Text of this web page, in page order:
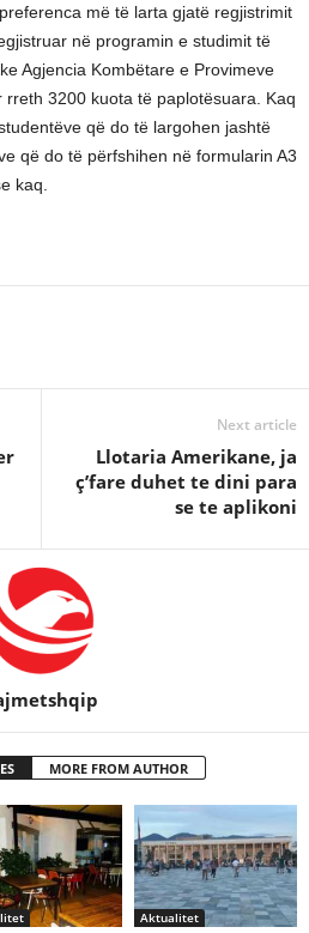
më të larta gjatë regjistrimit
në programin e studimit të
Agjencia Kombëtare e Provimeve
3200 kuota të paplotësuara. Kaq
që do të largohen jashtë
që do të përfshihen në formularin A3
kaq.
Next article
Llotaria Amerikane, ja
ç’fare duhet te dini para
se te aplikoni
MORE FROM AUTHOR
Aktualitet